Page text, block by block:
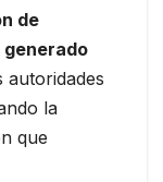
de
generado
autoridades
la
que